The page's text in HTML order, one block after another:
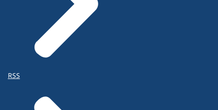
RSS